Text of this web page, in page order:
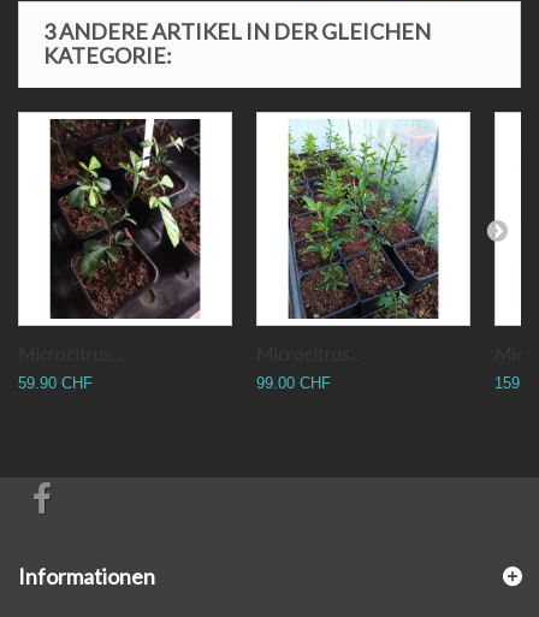
3 ANDERE ARTIKEL IN DER GLEICHEN
KATEGORIE:
59.90 CHF 99.00 CHF
Informationen